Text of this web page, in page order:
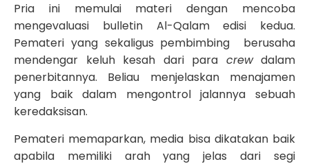
Pria ini memulai materi dengan mencoba
mengevaluasi bulletin Al-Qalam edisi kedua.
Pemateri yang sekaligus pembimbing berusaha
mendengar keluh kesah dari para crewdalam
penerbitannya. Beliau menjelaskan menajamen
yang baik dalam mengontrol jalannya sebuah
keredaksisan.
Pemateri memaparkan, media bisa dikatakan baik
apabila memiliki arah yang jelas dari segi